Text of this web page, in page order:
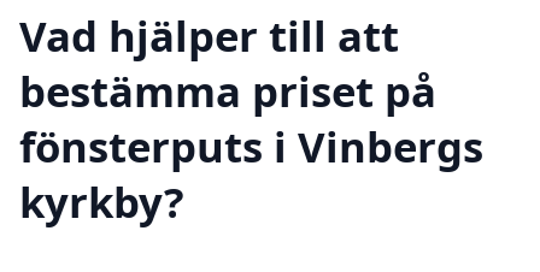
Vad hjälper till att
bestämma priset på
fönsterputs i Vinbergs
kyrkby?